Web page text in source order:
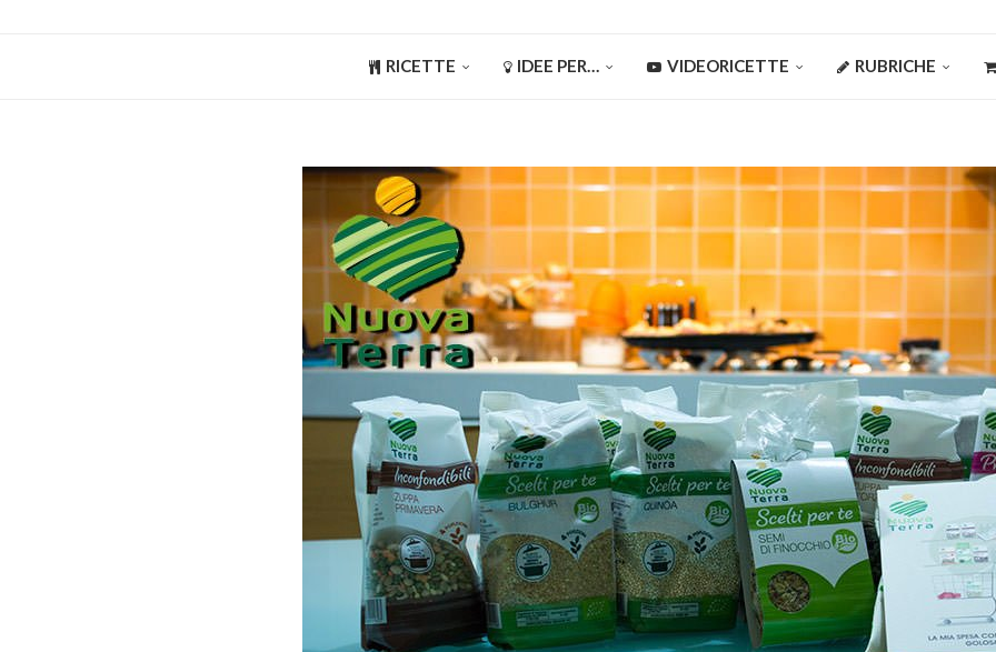
RICETTE IDEE PER… VIDEORICETTE RUBRICHE